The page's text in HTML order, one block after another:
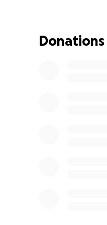
Donations